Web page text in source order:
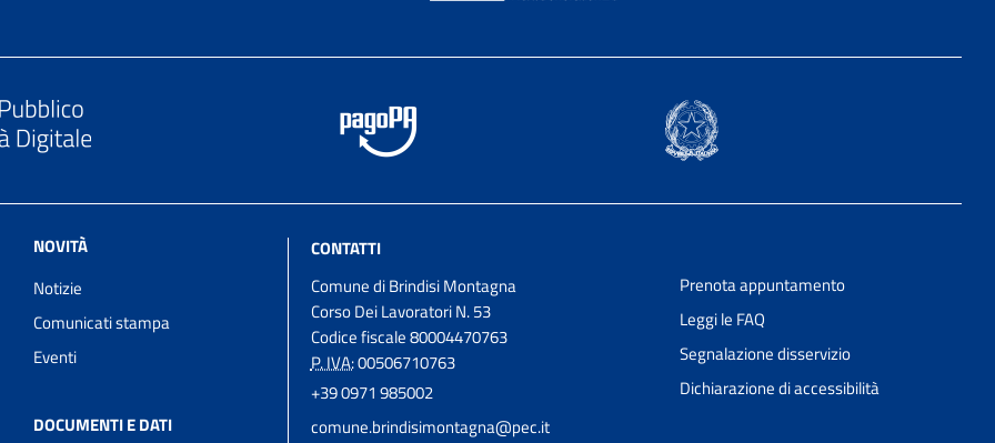
NOVITÀ
Notizie
Comunicati stampa
Eventi
DOCUMENTI E DATI
CONTATTI
Comune di Brindisi Montagna
Corso Dei Lavoratori N. 53
Codice fiscale 80004470763
P. IVA:00506710763
+39 0971 985002
comune.brindisimontagna@pec.it
Prenota appuntamento
Leggi le FAQ
Segnalazione disservizio
Dichiarazione di accessibilità